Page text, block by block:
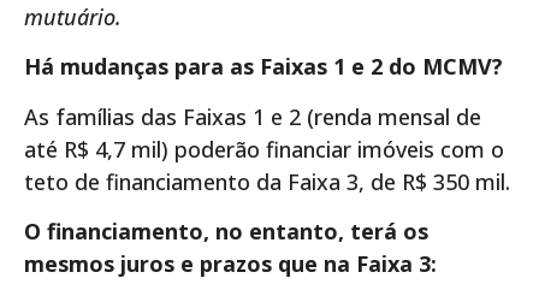
mutuário.
Há mudanças para as Faixas 1 e 2 do MCMV?
As famílias das Faixas 1 e 2 (renda mensal de
até R$ 4,7 mil) poderão financiar imóveis com o
teto de financiamento da Faixa 3, de R$ 350 mil.
O financiamento, no entanto, terá os
mesmos juros e prazos que na Faixa 3: